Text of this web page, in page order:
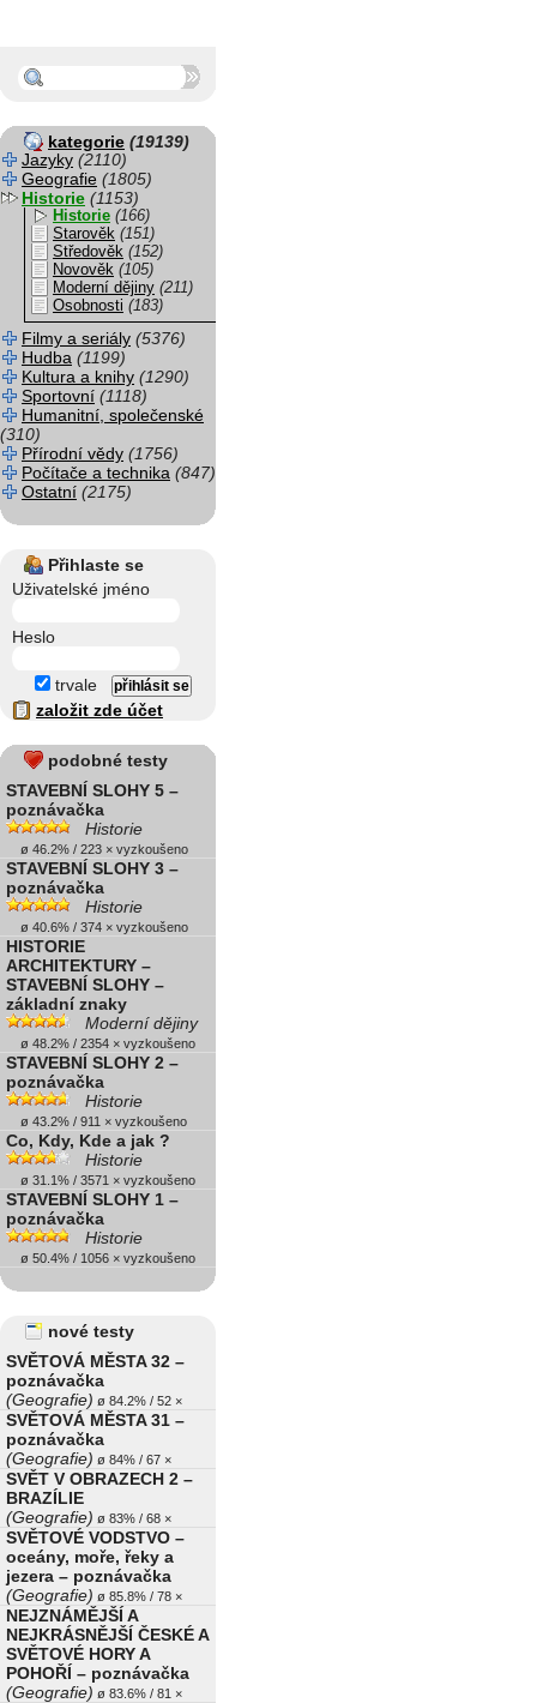
kategorie (19139)
Jazyky (2110)
Geografie (1805)
Historie (1153)
Historie (166)
Starověk (151)
Středověk (152)
Novověk (105)
Moderní dějiny (211)
Osobnosti (183)
Filmy a seriály (5376)
Hudba (1199)
Kultura a knihy (1290)
Sportovní (1118)
Humanitní, společenské
(310)
Přírodní vědy (1756)
Počítače a technika (847)
Ostatní (2175)
Přihlaste se
Uživatelské jméno
Heslo
trvale
založit zde účet
podobné testy
STAVEBNÍ SLOHY 5 –
poznávačka
Historie
ø 46.2% / 223 × vyzkoušeno
STAVEBNÍ SLOHY 3 –
poznávačka
Historie
ø 40.6% / 374 × vyzkoušeno
HISTORIE
ARCHITEKTURY –
STAVEBNÍ SLOHY –
základní znaky
Moderní dějiny
ø 48.2% / 2354 × vyzkoušeno
STAVEBNÍ SLOHY 2 –
poznávačka
Historie
ø 43.2% / 911 × vyzkoušeno
Co, Kdy, Kde a jak ?
Historie
ø 31.1% / 3571 × vyzkoušeno
STAVEBNÍ SLOHY 1 –
poznávačka
Historie
ø 50.4% / 1056 × vyzkoušeno
nové testy
SVĚTOVÁ MĚSTA 32 –
poznávačka
(Geografie) ø 84.2% / 52 ×
SVĚTOVÁ MĚSTA 31 –
poznávačka
(Geografie) ø 84% / 67 ×
SVĚT V OBRAZECH 2 –
BRAZÍLIE
(Geografie) ø 83% / 68 ×
SVĚTOVÉ VODSTVO –
oceány, moře, řeky a
jezera – poznávačka
(Geografie) ø 85.8% / 78 ×
NEJZNÁMĚJŠÍ A
NEJKRÁSNĚJŠÍ ČESKÉ A
SVĚTOVÉ HORY A
POHOŘÍ – poznávačka
(Geografie) ø 83.6% / 81 ×